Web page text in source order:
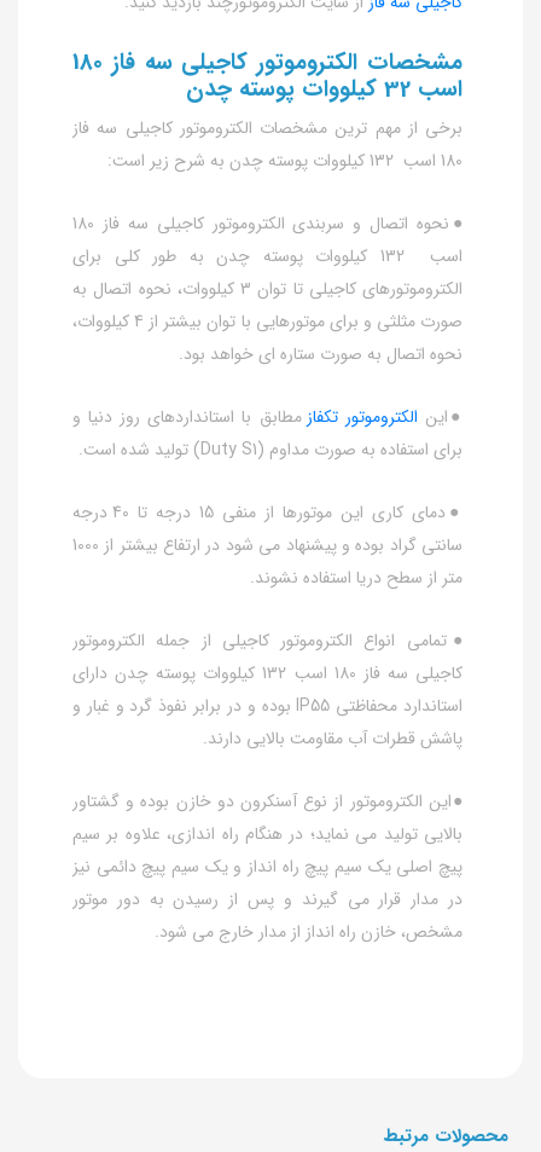
مشخصات الکتروموتور کاجیلی سه فاز 180
اسب 32 کیلووات پوسته چدن
برخی از مهم ترین مشخصات الکتروموتور کاجیلی سه فاز
180 اسب 132 کیلووات پوسته چدن به شرح زیر است:
●نحوه اتصال و سربندی الکتروموتور کاجیلی سه فاز 180
اسب 132 کیلووات پوسته چدن به طور کلی برای
الکتروموتورهای کاجیلی تا توان 3 کیلووات، نحوه اتصال به
صورت مثلثی و برای موتورهایی با توان بیشتر از 4 کیلووات،
نحوه اتصال به صورت ستاره ای خواهد بود.
●این الکتروموتور تکفاز مطابق با استانداردهای روز دنیا و
برای استفاده به صورت مداوم (Duty S1) تولید شده است.
●دمای کاری این موتورها از منفی 15 درجه تا 40 درجه
سانتی گراد بوده و پیشنهاد می شود در ارتفاع بیشتر از 1000
متر از سطح دریا استفاده نشوند.
●تمامی انواع الکتروموتور کاجیلی از جمله الکتروموتور
کاجیلی سه فاز 180 اسب 132 کیلووات پوسته چدن دارای
استاندارد محفاظتی IP55 بوده و در برابر نفوذ گرد و غبار و
پاشش قطرات آب مقاومت بالایی دارند.
●این الکتروموتور از نوع آسنکرون دو خازن بوده و گشتاور
بالایی تولید می نماید؛ در هنگام راه اندازی، علاوه بر سیم
پیچ اصلی یک سیم پیچ راه انداز و یک سیم پیچ دائمی نیز
در مدار قرار می گیرند و پس از رسیدن به دور موتور
مشخص، خازن راه انداز از مدار خارج می شود.
محصولات مرتبط